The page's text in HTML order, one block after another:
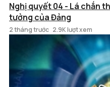
Nghị quyết 04 - Lá chắn
tưởng của Đảng
2 tháng trước 2.9K lượt xem